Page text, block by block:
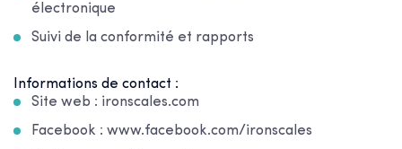
électronique
Suivi de la conformité et rapports
Informations de contact :
Site web : ironscales.com
Facebook : www.facebook.com/ironscales